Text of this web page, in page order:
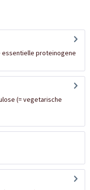
essentielle proteinogene
(= vegetarische